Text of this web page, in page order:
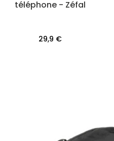
téléphone - Zéfal
29,9 €